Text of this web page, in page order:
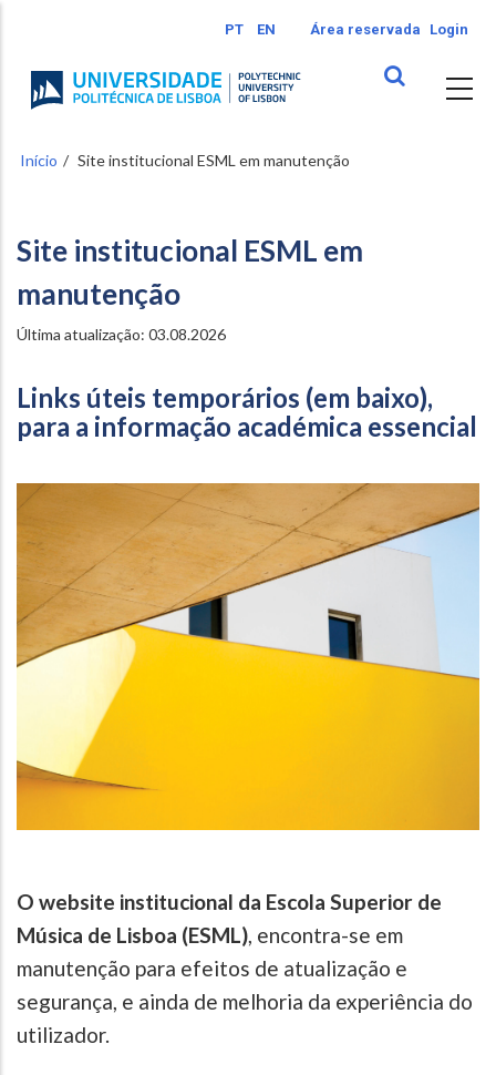
conteúdo
principal
PT EN Área reservada Login
Início Site institucional ESML em manutenção
Site institucional ESML em
manutenção
Última atualização: 03.08.2026
Links úteis temporários (em baixo),
para a informação académica essencial
O website institucional da Escola Superior de
Música de Lisboa (ESML), encontra-se em
manutenção para efeitos de atualização e
segurança, e ainda de melhoria da experiência do
utilizador.